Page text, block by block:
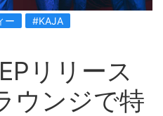
ー #KAJA
リリース
ウンジで特